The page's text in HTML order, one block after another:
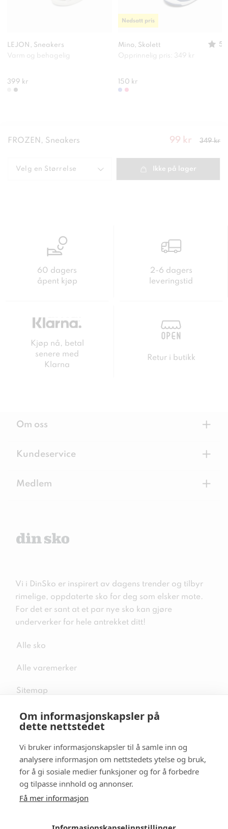
Om informasjonskapsler på
dette nettstedet
Vi bruker informasjonskapsler til å samle inn og
analysere informasjon om nettstedets ytelse og bruk,
for å gi sosiale medier funksjoner og for å forbedre
og tilpasse innhold og annonser.
Få mer informasjon
LEJON, Sneakers
Varm og behagelig
399 kr
Mino, Skolett
5
Opprinnelig pris: 349 kr
150 kr
Nedsatt pris
FROZEN, Sneakers
Nåværend
krForrige
pris
99 kr 349 kr
Velg en Størrelse Ikke på lager
60 dagers
åpent kjøp
2-6 dagers
leveringstid
Kjøp nå, betal
senere med
Klarna
Retur i butikk
Om oss +
Kundeservice +
Medlem +
Vi i DinSko er inspirert av dagens trender og tilbyr
rimelige, oppdaterte sko for deg som elsker mote.
For det er sant at et par nye sko kan gjøre
underverker for hele antrekket ditt!
Alle sko
Alle varemerker
Sitemap
Følg oss i sosiale medier